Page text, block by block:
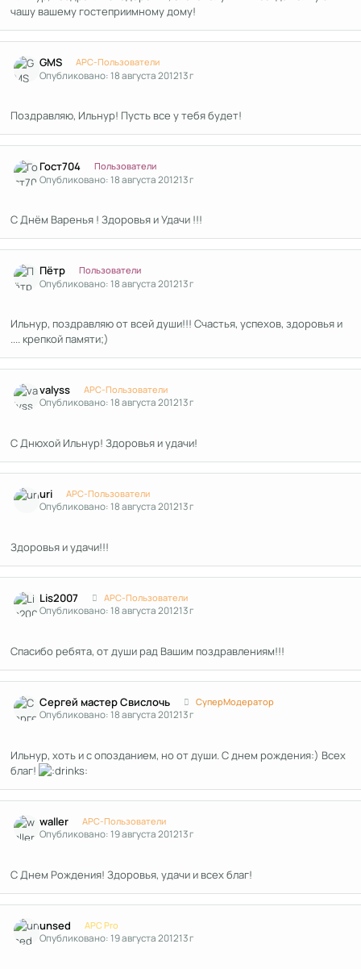
чашу вашему гостеприимному дому!
GMS APC-Пользователи
Опубликовано:18 августа 201213 г
Поздравляю, Ильнур! Пусть все у тебя будет!
Гост704 Пользователи
Опубликовано:18 августа 201213 г
С Днём Варенья ! Здоровья и Удачи !!!
Пётр Пользователи
Опубликовано:18 августа 201213 г
Ильнур, поздравляю от всей души!!! Счастья, успехов, здоровья и
.... крепкой памяти;)
valyss APC-Пользователи
Опубликовано:18 августа 201213 г
С Днюхой Ильнур! Здоровья и удачи!
uri APC-Пользователи
Опубликовано:18 августа 201213 г
Здоровья и удачи!!!
Lis2007 APC-Пользователи
Опубликовано:18 августа 201213 г
Спасибо ребята, от души рад Вашим поздравлениям!!!
Сергей мастер Свислочь СуперМодератор
Опубликовано:18 августа 201213 г
Ильнур, хоть и с опозданием, но от души. С днем рождения:) Всех
благ!
waller APC-Пользователи
Опубликовано:19 августа 201213 г
С Днем Рождения! Здоровья, удачи и всех благ!
unsed APC Pro
Опубликовано:19 августа 201213 г